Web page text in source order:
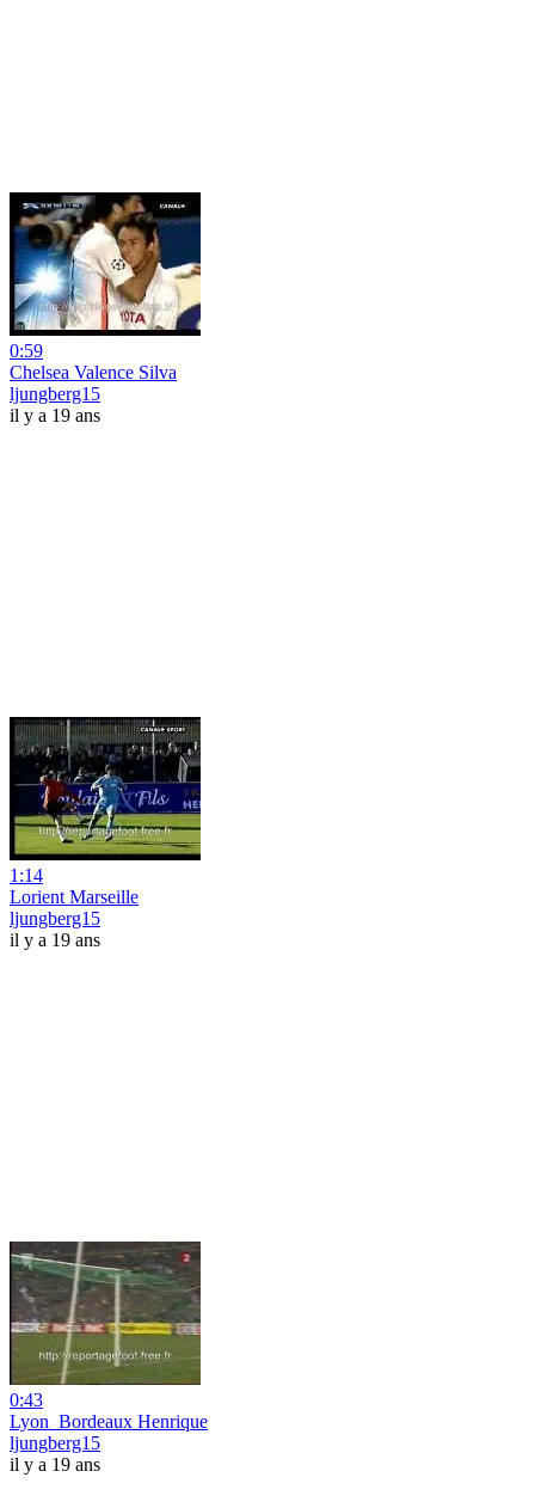
0:59
Chelsea Valence Silva
ljungberg15
il y a 19 ans
1:14
Lorient Marseille
ljungberg15
il y a 19 ans
0:43
Lyon_Bordeaux Henrique
ljungberg15
il y a 19 ans